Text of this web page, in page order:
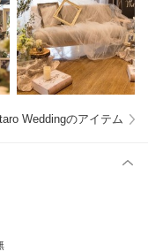
Weddingのアイテム